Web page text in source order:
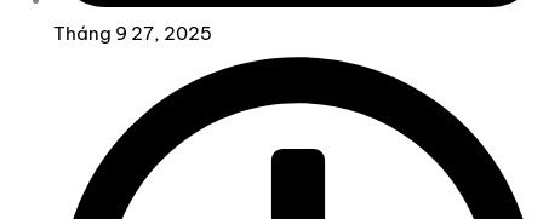
Tháng 9 27, 2025